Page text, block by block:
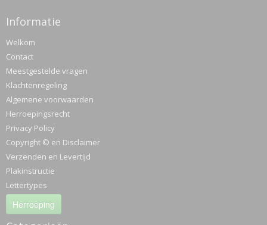
Informatie
Welkom
Contact
Meestgestelde vragen
Klachtenregeling
Algemene voorwaarden
Herroepingsrecht
Privacy Policy
Copyright © en Disclaimer
Verzenden en Levertijd
Plakinstructie
Lettertypes
Herroeping